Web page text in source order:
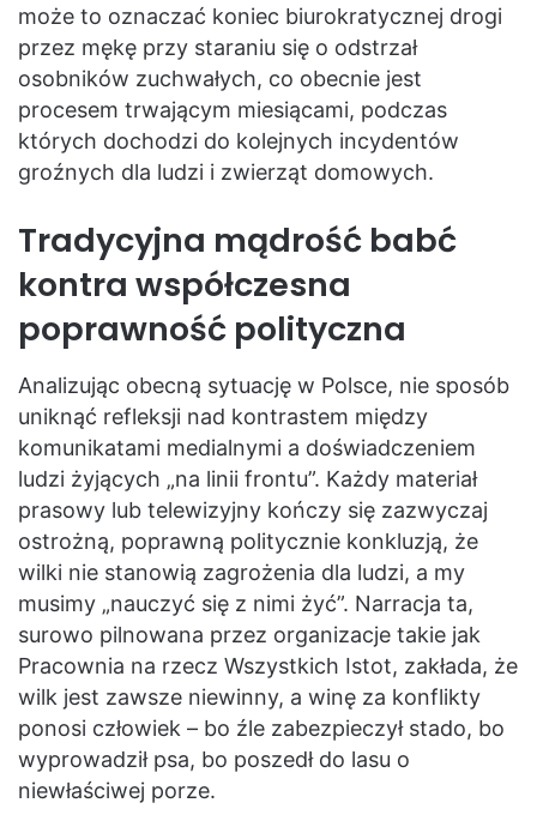
może to oznaczać koniec biurokratycznej drogi
przez mękę przy staraniu się o odstrzał
osobników zuchwałych, co obecnie jest
procesem trwającym miesiącami, podczas
których dochodzi do kolejnych incydentów
groźnych dla ludzi i zwierząt domowych.
Tradycyjna mądrość babć
kontra współczesna
poprawność polityczna
Analizując obecną sytuację w Polsce, nie sposób
uniknąć refleksji nad kontrastem między
komunikatami medialnymi a doświadczeniem
ludzi żyjących „na linii frontu”. Każdy materiał
prasowy lub telewizyjny kończy się zazwyczaj
ostrożną, poprawną politycznie konkluzją, że
wilki nie stanowią zagrożenia dla ludzi, a my
musimy „nauczyć się z nimi żyć”. Narracja ta,
surowo pilnowana przez organizacje takie jak
Pracownia na rzecz Wszystkich Istot, zakłada, że
wilk jest zawsze niewinny, a winę za konflikty
ponosi człowiek – bo źle zabezpieczył stado, bo
wyprowadził psa, bo poszedł do lasu o
niewłaściwej porze.